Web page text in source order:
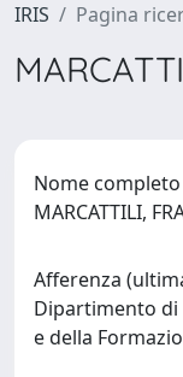
IRIS Pagina
Nome completo
MARCATTILI,
Afferenza
Dipartimento di
e della